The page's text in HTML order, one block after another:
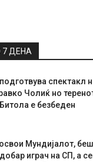
7 ДЕНА
спектакл
Чолиќ но
е безбеден
Мундијалот,
играч на СП, а